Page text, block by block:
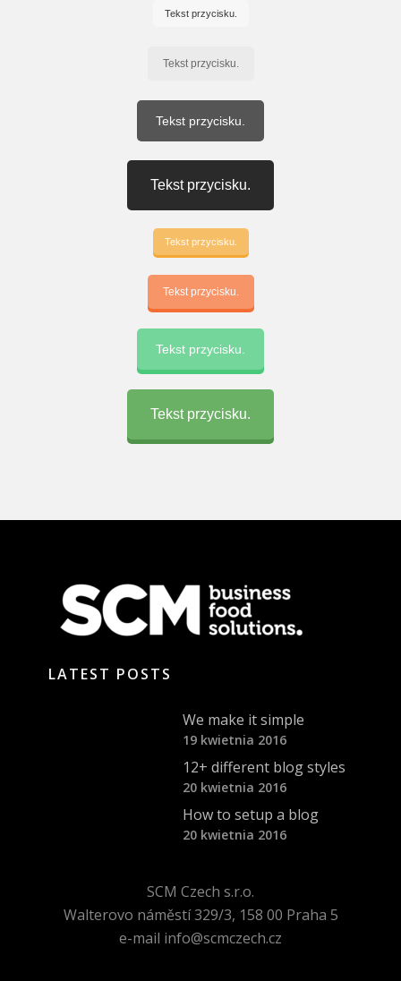
Tekst przycisku.
Tekst przycisku.
Tekst przycisku.
Tekst przycisku.
Tekst przycisku.
Tekst przycisku.
Tekst przycisku.
Tekst przycisku.
LATEST POSTS
We make it simple
19 kwietnia 2016
12+ different blog styles
20 kwietnia 2016
How to setup a blog
20 kwietnia 2016
SCM Czech s.r.o.
Walterovo náměstí 329/3, 158 00 Praha 5
e-mail info@scmczech.cz